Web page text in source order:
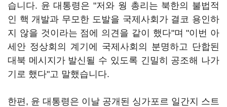
습니다. 윤 대통령은 "저와 웡 총리는 북한의 불법적
인 핵 개발과 무모한 도발을 국제사회가 결코 용인하
지 않을 것이라는 점에 의견을 같이 했다"며 "이번 아
세안 정상회의 계기에 국제사회의 분명하고 단합된
대북 메시지가 발신될 수 있도록 긴밀히 공조해 나가
기로 했다"고 말했습니다.
한편, 윤 대통령은 이날 공개된 싱가포르 일간지 스트